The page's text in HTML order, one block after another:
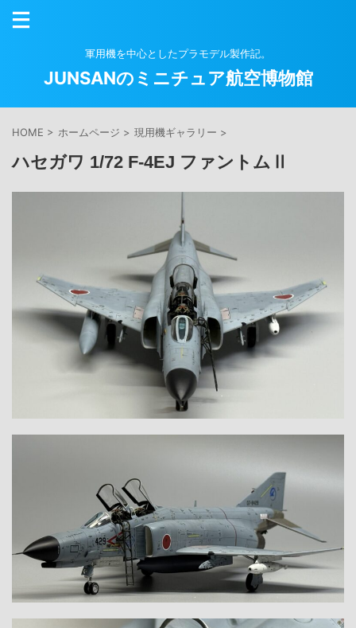
軍用機を中心としたプラモデル製作記。
JUNSANのミニチュア航空博物館
HOME > ホームページ > 現用機ギャラリー >
ハセガワ 1/72 F-4EJ ファントムⅡ